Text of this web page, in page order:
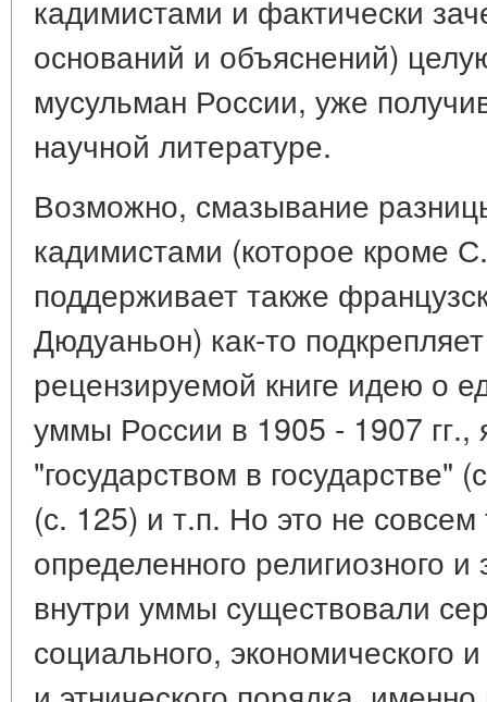
кадимистами и фактически
оснований и объяснений)
мусульман России, уже
научной литературе.
Возможно, смазывание
кадимистами (которое кроме
поддерживает также
Дюдуаньон) как-то
рецензируемой книге идею о
уммы России в 1905 - 1907 гг.,
"государством в
(с. 125) и т.п. Но это не
определенного религиозного и
внутри уммы существовали
социального, экономического